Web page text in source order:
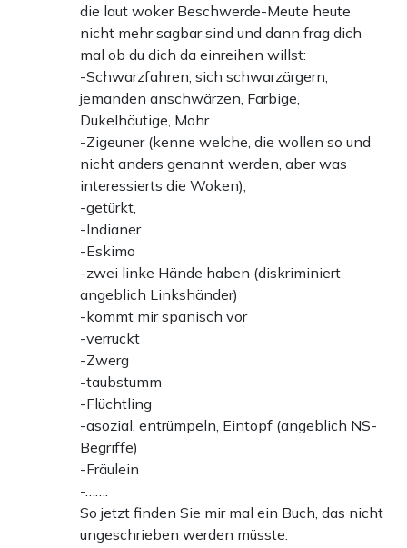
die laut woker Beschwerde-Meute heute
nicht mehr sagbar sind und dann frag dich
mal ob du dich da einreihen willst:
-Schwarzfahren, sich schwarzärgern,
jemanden anschwärzen, Farbige,
Dukelhäutige, Mohr
-Zigeuner (kenne welche, die wollen so und
nicht anders genannt werden, aber was
interessierts die Woken),
-getürkt,
-Indianer
-Eskimo
-zwei linke Hände haben (diskriminiert
angeblich Linkshänder)
-kommt mir spanisch vor
-verrückt
-Zwerg
-taubstumm
-Flüchtling
-asozial, entrümpeln, Eintopf (angeblich NS-
Begriffe)
-Fräulein
-…….
So jetzt finden Sie mir mal ein Buch, das nicht
ungeschrieben werden müsste.